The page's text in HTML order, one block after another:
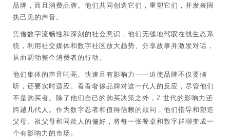
品牌，而且消费品牌。他们共同创造它们，重塑它们，并发表固
执己见的声音。
凭借数字流畅性和深刻的社会意识，他们无缝地驾驭在线生态系
统，利用社交媒体和数字社区放大趋势、分享故事并激发对话，
从而调动整个消费者的行动。
他们集体的声音响亮、快速且有影响力——迫使品牌不仅要倾
听，还要实时适应。看看奢侈品牌对这一代人的反应，尽管他们
不是购买者。除了他们自己的购买决策之外，Z 世代的影响力还
跨越几代人。作为数字忍者和值得信赖的顾问，他们指导和塑造
父母、祖父母和同龄人的偏好，将每一张餐桌和数字群聊变成一
个有影响力的市场。